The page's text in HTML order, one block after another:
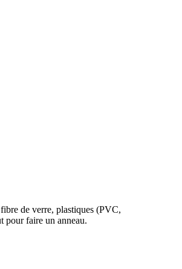
de verre, plastiques (PVC,
pour faire un anneau.